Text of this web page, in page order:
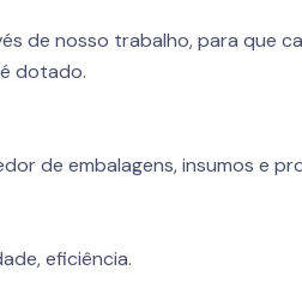
de nosso trabalho, para que
dotado.
de embalagens, insumos e
eficiência.